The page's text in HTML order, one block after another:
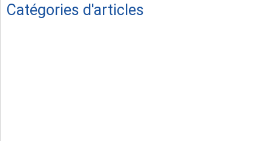
Catégories d'articles